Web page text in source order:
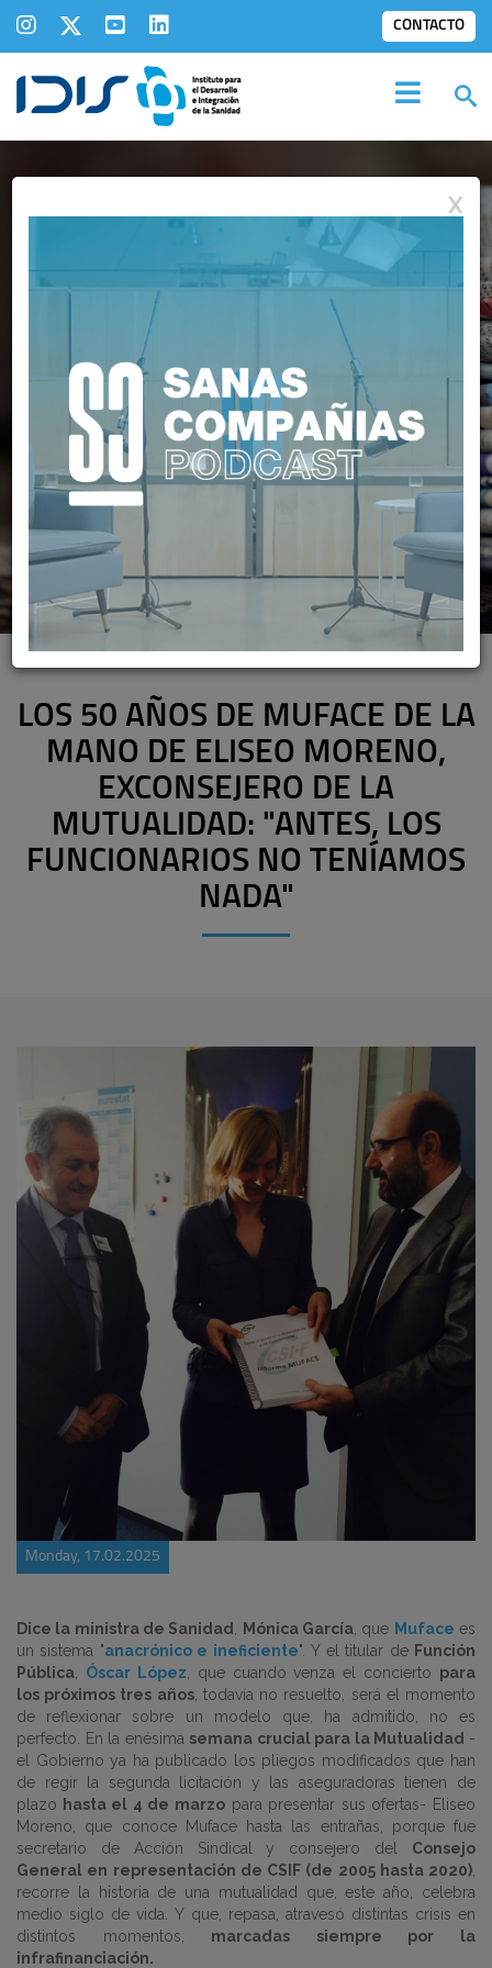
CONTACTO
IDIS EN LOSMEDIOS
LOS 50 AÑOS DE MUFACE DE LA
MANO DE ELISEO MORENO,
EXCONSEJERO DE LA
MUTUALIDAD: "ANTES, LOS
FUNCIONARIOS NO TENÍAMOS
NADA"
Monday, 17.02.2025
Dice la ministra de Sanidad Mónica García , que Muface es
un sistema "anacrónico e ineficiente". Y el titular de Función
Pública
Óscar López , que cuando venza el concierto para
los próximos tres años, todavía no resuelto, será el momento
de reflexionar sobre un modelo que, ha admitido, no es
perfecto. En la enésima semana crucial para la Mutualidad -
el Gobierno ya ha publicado los pliegos modificados que han
de regir la segunda licitación y las aseguradoras tienen de
plazo hasta el 4 de marzo para presentar sus ofertas- Eliseo
Moreno, que conoce Muface hasta las entrañas, porque fue
secretario de Acción Sindical y consejero del Consejo
General en representación de CSIF (de 2005 hasta 2020)
recorre la historia de una mutualidad que, este año, celebra
medio siglo de vida. Y que, repasa, atravesó distintas crisis en
distintos momentos, marcadas siempre por la
infrafinanciación.
X